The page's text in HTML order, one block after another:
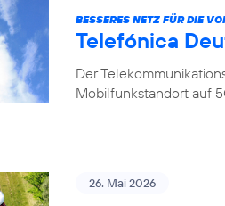
BESSERES NETZ FÜR DIE
Telefónica
Der
Mobilfunkstandort auf
26. Mai 2026